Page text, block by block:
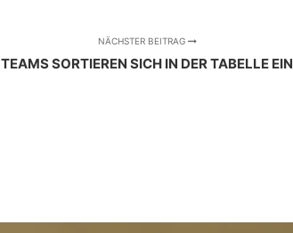
NÄCHSTER BEITRAG
TEAMS SORTIEREN SICH IN DER TABELLE EIN